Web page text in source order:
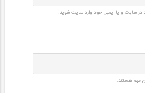
در سایت و یا ایمیل خود وارد سایت شوید.
مهم هستند.